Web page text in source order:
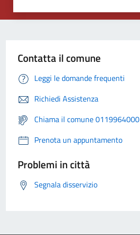
Contatta il comune
Leggi le domande frequenti
Richiedi Assistenza
Chiama il comune 0119964000
Prenota un appuntamento
Problemi in città
Segnala disservizio